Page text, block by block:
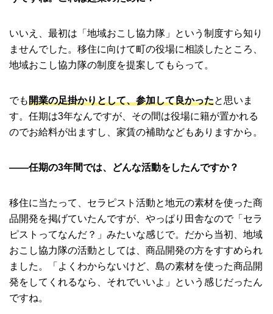
いいえ、最初は「地域おこし協力隊」という制度すら知り
ませんでした。移住に向けて町の役場に相談したところ、
地域おこし協力隊の制度を提案してもらって。
でも開業の足掛かりとして、参加して良かったと思いま
す。任期は3年なんですが、その間は役場に籍が置かれる
のでお給料が出ますし、家賃の補助などもありますから。
――任期の3年間では、どんな活動をしたんですか？
移住に当たって、セラピスト活動と地元の素材を使った商
品開発を掲げていたんですが、やっぱり田舎なので「セラ
ピストってなんだ？」みたいな感じで。だから当初、地域
おこし協力隊の活動としては、商品開発の方をすすめられ
ました。「よくわからないけど、島の素材を使った商品開
発をしてくれるなら、それでいいよ」という感じだったん
ですね。